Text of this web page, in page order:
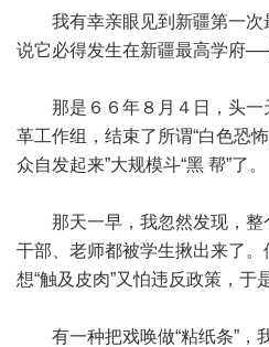
我有幸亲眼见到新疆第一次
说它必得发生在新疆最高学府──
那是６６年８月４日，头一
革工作组，结束了所谓“白色恐
众自发起来”大规模斗“黑 帮”了。
那天一早，我忽然发现，整
干部、老师都被学生揪出来了。
想“触及皮肉”又怕违反政策，于
有一种把戏唤做“粘纸条”，